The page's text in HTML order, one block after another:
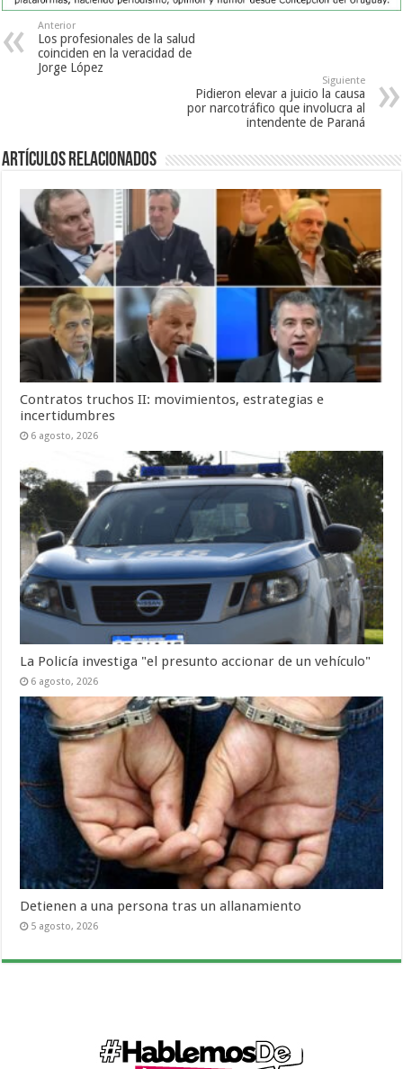
Anterior
Los profesionales de la salud
coinciden en la veracidad de
Jorge López
Siguiente
Pidieron elevar a juicio la causa
por narcotráfico que involucra al
intendente de Paraná
Artículos Relacionados
Contratos truchos II: movimientos, estrategias e
incertidumbres
6 agosto, 2026
La Policía investiga "el presunto accionar de un vehículo"
6 agosto, 2026
Detienen a una persona tras un allanamiento
5 agosto, 2026